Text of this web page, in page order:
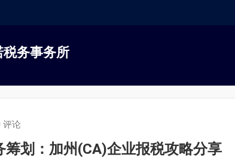
税务事务所
评论
筹划：加州(CA)企业报税攻略分享